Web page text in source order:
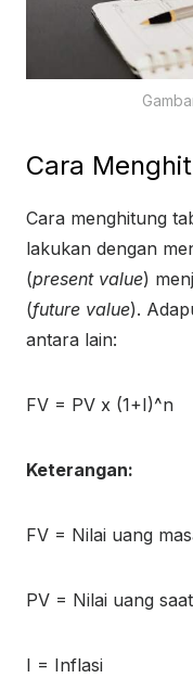
Cara
Cara menghitung
lakukan dengan
(present value)
(future value).
antara lain:
FV = PV x (1+I)^n
Keterangan:
FV = Nilai uang
PV = Nilai uang
I = Inflasi